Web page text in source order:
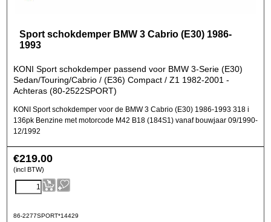
Sport schokdemper BMW 3 Cabrio (E30) 1986-
1993
KONI Sport schokdemper passend voor BMW 3-Serie (E30)
Sedan/Touring/Cabrio / (E36) Compact / Z1 1982-2001 -
Achteras (80-2522SPORT)
KONI Sport schokdemper voor de BMW 3 Cabrio (E30) 1986-1993 318 i
136pk Benzine met motorcode M42 B18 (184S1) vanaf bouwjaar 09/1990-
12/1992
€219.00
(incl BTW)
86-2277SPORT*14429